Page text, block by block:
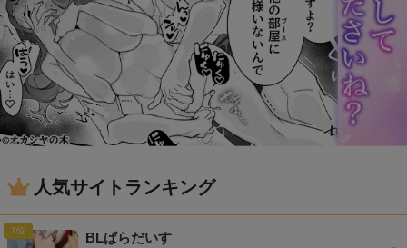
人気サイトランキング
BLぱらだいす